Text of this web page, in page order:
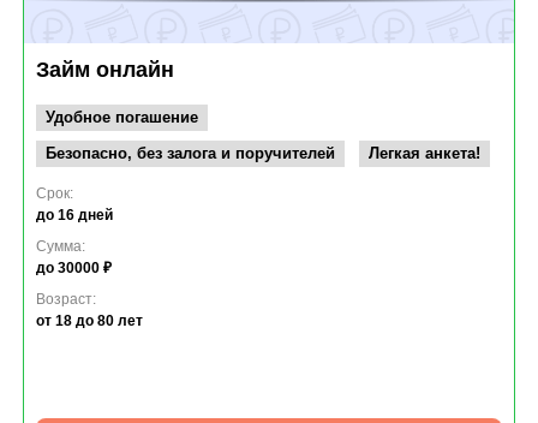
Займ онлайн
Удобное погашение
Безопасно, без залога и поручителей
Легкая анкета!
Срок:
до 16 дней
Сумма:
до 30000 ₽
Возраст:
от 18 до 80 лет